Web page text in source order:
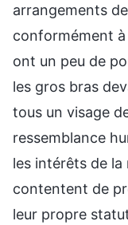
arrangements
conformément à
ont un peu de
les gros bras
tous un visage
ressemblance
les intérêts de la
contentent de
leur propre